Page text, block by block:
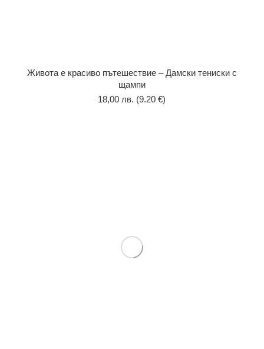
Живота е красиво пътешествие – Дамски тениски с
щампи
18,00 лв. (9.20 €)